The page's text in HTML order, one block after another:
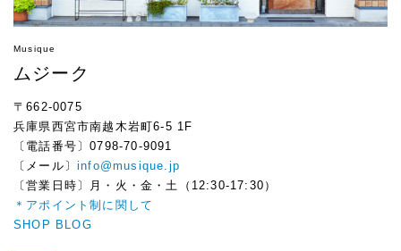
Musique
ムジーク
〒662-0075
兵庫県西宮市南越木岩町6-5 1F
〔電話番号〕0798-70-9091
〔メール〕 info@musique.jp
〔営業日時〕月・火・金・土（12:30-17:30）
＊アポイント制に関して
SHOP BLOG